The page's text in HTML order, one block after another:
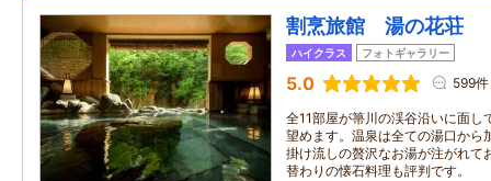
割烹旅館 湯の花荘
ハイクラス フォトギャラリー
5.0 599件
全11部屋が箒川の渓谷沿いに面し
望めます。温泉は全ての湯口から
掛け流しの贅沢なお湯が注がれて
替わりの懐石料理も評判です。